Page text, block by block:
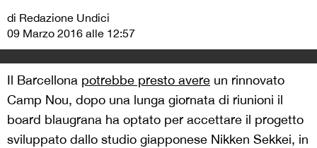
di Redazione Undici
09 Marzo 2016 alle 12:57
Il Barcellona potrebbe presto avere un rinnovato
Camp Nou, dopo una lunga giornata di riunioni il
board blaugrana ha optato per accettare il progetto
sviluppato dallo studio giapponese Nikken Sekkei, in